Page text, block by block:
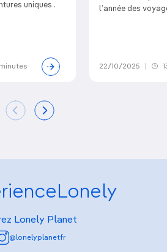
uniques .
l’année des
22/10/2025
Lonely Planet
@lonelyplanetfr